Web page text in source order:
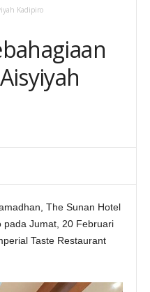
Kadipiro
The Sunan Hotel
pada Jumat, 20 Februari
Taste Restaurant